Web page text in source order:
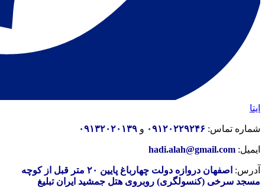
ایتا
شماره تماس: ۰۹۱۲۰۲۲۹۲۴۶ و ۰۹۱۳۲۰۲۰۱۳۹
ایمیل: hadi.alah@gmail.com
آدرس:
اصفهان دروازه دولت چهارباغ پایین ۲۰ متر قبل از کوچه
مسجد سرخی (کنسولگری) روبروی هتل جمشید ایران تبلیغ